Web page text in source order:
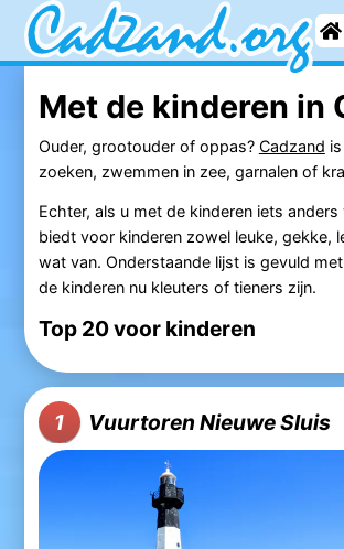
Met de kinderen in
Ouder, grootouder of oppas? Cadzand
zoeken, zwemmen in zee, garnalen of
Echter, als u met de kinderen iets
biedt voor kinderen zowel leuke, gekke,
wat van. Onderstaande lijst is gevuld
de kinderen nu kleuters of tieners zijn.
Top 20 voor kinderen
1 Vuurtoren Nieuwe Sluis